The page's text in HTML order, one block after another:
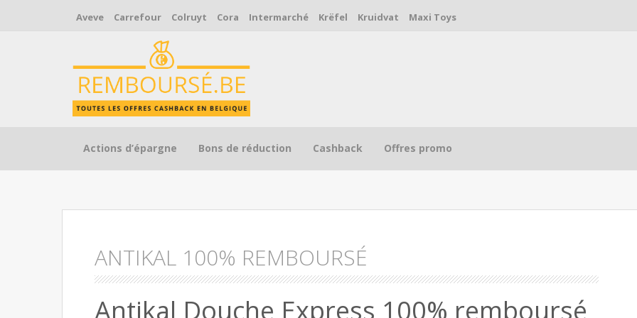
Aveve Carrefour Colruyt Cora Intermarché Krëfel Kruidvat Maxi Toys
Skip to content
Actions d’épargne Bons de réduction Cashback Offres promo
ANTIKAL 100% REMBOURSÉ
Antikal Douche Express 100% remboursé